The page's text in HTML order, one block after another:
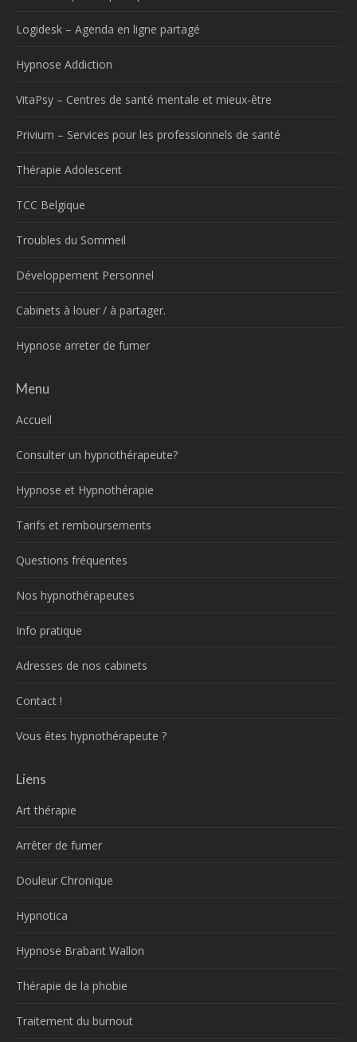
Logidesk – Agenda en ligne partagé
Hypnose Addiction
VitaPsy – Centres de santé mentale et mieux-être
Privium – Services pour les professionnels de santé
Thérapie Adolescent
TCC Belgique
Troubles du Sommeil
Développement Personnel
Cabinets à louer / à partager.
Hypnose arreter de fumer
Menu
Accueil
Consulter un hypnothérapeute?
Hypnose et Hypnothérapie
Tarifs et remboursements
Questions fréquentes
Nos hypnothérapeutes
Info pratique
Adresses de nos cabinets
Contact !
Vous êtes hypnothérapeute ?
Liens
Art thérapie
Arrêter de fumer
Douleur Chronique
Hypnotica
Hypnose Brabant Wallon
Thérapie de la phobie
Traitement du burnout